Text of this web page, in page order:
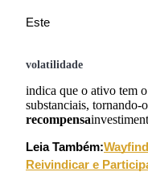
Análise de big data,
Este
volatilidade
indica que o ativo tem
substanciais, tornando-
recompensa
Leia Também:
Reivindicar e